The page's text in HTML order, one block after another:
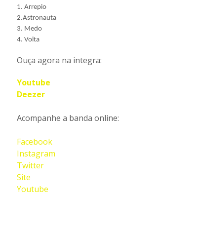
1. Arrepio
2.Astronauta
3. Medo
4. Volta
Ouça agora na integra:
Youtube
Deezer
Acompanhe a banda online:
Facebook
Instagram
Twitter
Site
Youtube